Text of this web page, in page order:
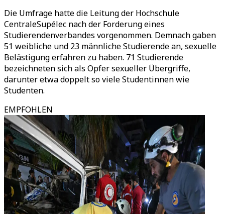
Die Umfrage hatte die Leitung der Hochschule
CentraleSupélec nach der Forderung eines
Studierendenverbandes vorgenommen. Demnach gaben
51 weibliche und 23 männliche Studierende an, sexuelle
Belästigung erfahren zu haben. 71 Studierende
bezeichneten sich als Opfer sexueller Übergriffe,
darunter etwa doppelt so viele Studentinnen wie
Studenten.
EMPFOHLEN